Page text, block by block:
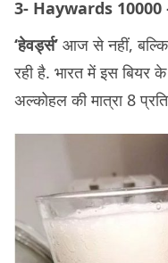
3- Haywards 10000
‘हेवर्ड्स’ आज से नहीं, बल्कि
रही है. भारत में इस बियर
अल्कोहल की मात्रा 8